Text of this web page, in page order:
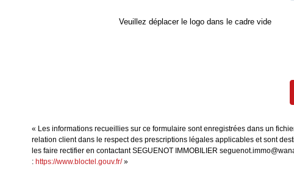
Veuillez déplacer le logo dans le cadre vide
« Les informations recueillies sur ce formulaire sont enregistrées dans un
relation client dans le respect des prescriptions légales applicables et sont
les faire rectifier en contactant SEGUENOT IMMOBILIER
: https://www.bloctel.gouv.fr/»